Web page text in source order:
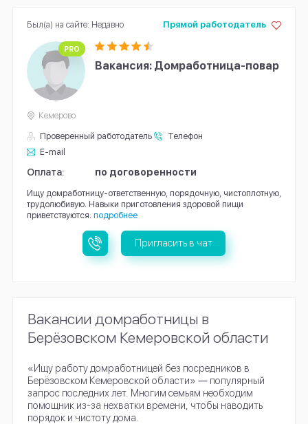
PRO
Вакансия: Домработница-повар
Проверенный работодатель
Телефон
E-mail
Прямой работодатель
Кемерово
Оплата: по договоренности
Ищу домработницу-ответственную, порядочную, чистоплотную,
трудолюбивую. Навыки приготовления здоровой пищи
приветствуются. подробнее
Был(а) на сайте: Недавно
Пригласить в чат
Вакансии домработницы в
Берёзовском Кемеровской области
«Ищу работу домработницей без посредников в
Берёзовском Кемеровской области» ― популярный
запрос последних лет. Многим семьям необходим
помощник из-за нехватки времени, чтобы наводить
порядок и чистоту дома.